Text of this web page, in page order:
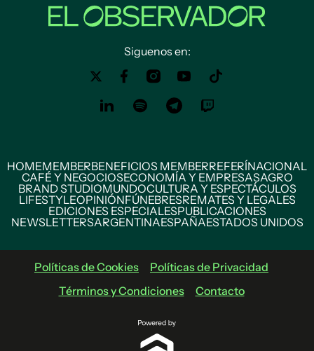
Siguenos en:
HOMEMEMBERBENEFICIOS MEMBERREFERÍNACIONAL
CAFÉ Y NEGOCIOSECONOMÍA Y EMPRESASAGRO
BRAND STUDIOMUNDOCULTURA Y ESPECTÁCULOS
LIFESTYLEOPINIÓNFÚNEBRESREMATES Y LEGALES
EDICIONES ESPECIALESPUBLICACIONES
NEWSLETTERSARGENTINAESPAÑAESTADOS UNIDOS
Políticas de Cookies
Políticas de Privacidad
Términos y Condiciones
Contacto